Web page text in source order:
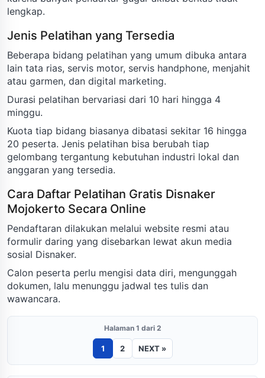
lengkap.
Jenis Pelatihan yang Tersedia
Beberapa bidang pelatihan yang umum dibuka antara
lain tata rias, servis motor, servis handphone, menjahit
atau garmen, dan digital marketing.
Durasi pelatihan bervariasi dari 10 hari hingga 4
minggu.
Kuota tiap bidang biasanya dibatasi sekitar 16 hingga
20 peserta. Jenis pelatihan bisa berubah tiap
gelombang tergantung kebutuhan industri lokal dan
anggaran yang tersedia.
Cara Daftar Pelatihan Gratis Disnaker
Mojokerto Secara Online
Pendaftaran dilakukan melalui website resmi atau
formulir daring yang disebarkan lewat akun media
sosial Disnaker.
Calon peserta perlu mengisi data diri, mengunggah
dokumen, lalu menunggu jadwal tes tulis dan
wawancara.
Halaman 1 dari 2
1 2 NEXT »